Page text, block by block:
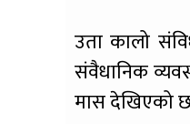
उता कालो
संवैधानिक
मास देखिएको